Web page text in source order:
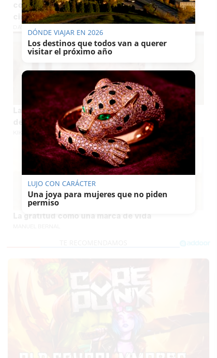
convirtió Andalucía en un gran plató
cinematográfico
DAVID MONTES
La Alameda Cristina del siglo XIII, protagonista
de los Veranos Culturales Nazarenos
KIKO ABUÍN
La gratitud como una marca de vida
DÓNDE VIAJAR EN 2026
Los destinos que todos van a querer
visitar el próximo año
LUJO CON CARÁCTER
Una joya para mujeres que no piden
permiso